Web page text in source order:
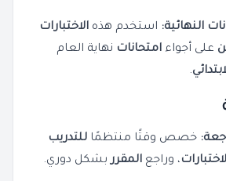
النهائية: استخدم هذه الاختبارات
على أجواء امتحانات نهاية العام
.
خصص وقتًا منتظمًا للتدريب
، وراجع المقرربشكل دوري.